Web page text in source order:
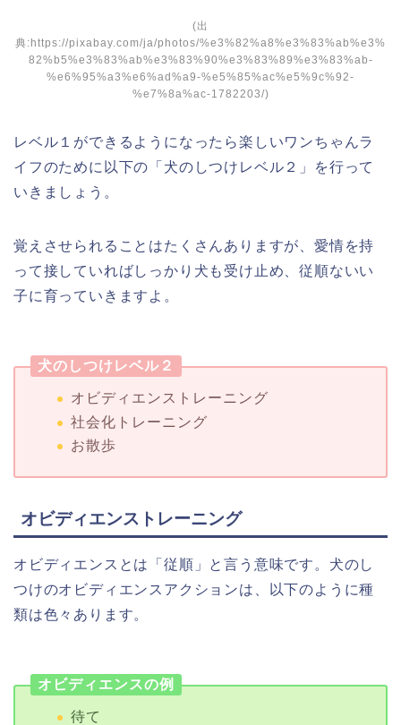
(出
典:https://pixabay.com/ja/photos/%e3%82%a8%e3%83%ab%e3%
82%b5%e3%83%ab%e3%83%90%e3%83%89%e3%83%ab-
%e6%95%a3%e6%ad%a9-%e5%85%ac%e5%9c%92-
%e7%8a%ac-1782203/)
レベル１ができるようになったら楽しいワンちゃんラ
イフのために以下の「犬のしつけレベル２」を行って
いきましょう。
覚えさせられることはたくさんありますが、愛情を持
って接していればしっかり犬も受け止め、従順ないい
子に育っていきますよ。
犬のしつけレベル２
オビディエンストレーニング
社会化トレーニング
お散歩
オビディエンストレーニング
オビディエンスとは「従順」と言う意味です。犬のし
つけのオビディエンスアクションは、以下のように種
類は色々あります。
オビディエンスの例
待て